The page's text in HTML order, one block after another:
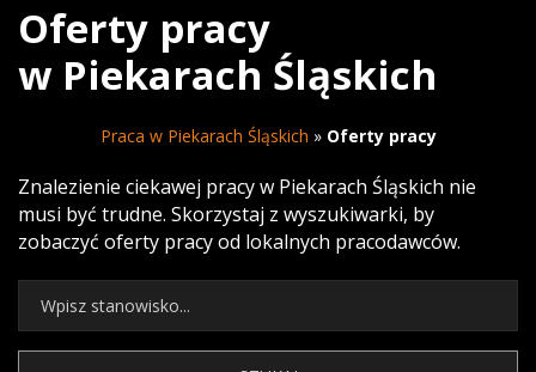
Oferty pracy
w Piekarach Śląskich
Praca w Piekarach Śląskich » Oferty pracy
Znalezienie ciekawej pracy w Piekarach Śląskich nie
musi być trudne. Skorzystaj z wyszukiwarki, by
zobaczyć oferty pracy od lokalnych pracodawców.